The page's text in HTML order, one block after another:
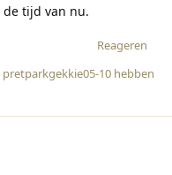
tijd van nu.
Reageren
pretparkgekkie05-10 hebben